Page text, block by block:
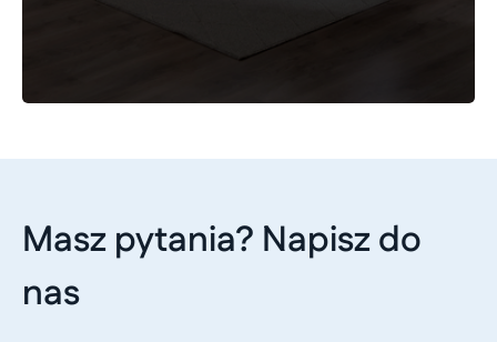
Masz pytania? Napisz do
nas